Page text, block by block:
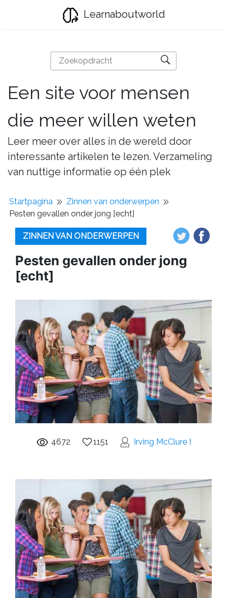
Learnaboutworld
Een site voor mensen
die meer willen weten
Leer meer over alles in de wereld door
interessante artikelen te lezen. Verzameling
van nuttige informatie op één plek
Startpagina
Zinnen van onderwerpen
Pesten gevallen onder jong [echt]
ZINNEN VAN ONDERWERPEN
Pesten gevallen onder jong
[echt]
4672 1151 Irving McClure I